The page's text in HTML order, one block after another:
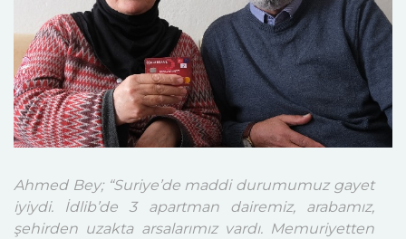
Ahmed Bey; “Suriye’de maddi durumumuz gayet
iyiydi. İdlib’de 3 apartman dairemiz, arabamız,
şehirden uzakta arsalarımız vardı. Memuriyetten